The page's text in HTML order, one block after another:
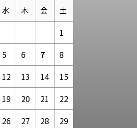
水 木 金 土
1
5 6 7
8
12 13 14
15
19 20 21
22
26 27 28
29